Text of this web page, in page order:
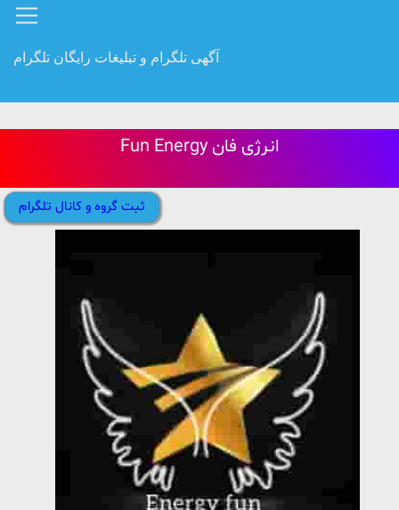
آگهی تلگرام و تبلیغات رایگان تلگرام
Fun Energy انرژی فان
ثبت گروه و کانال تلگرام